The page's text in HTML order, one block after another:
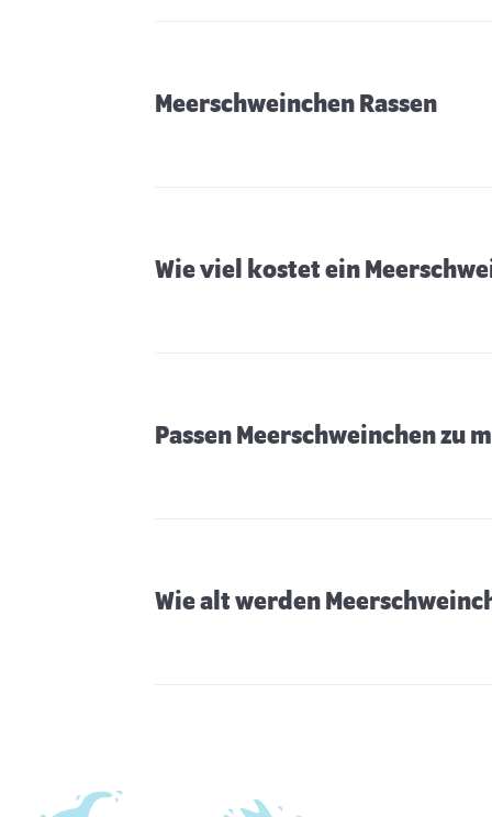
Meerschweinchen Rassen
Wie viel kostet ein
Passen Meerschweinchen zu
Wie alt werden